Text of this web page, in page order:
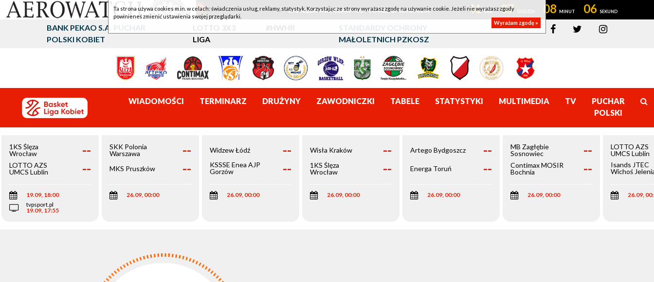
1KS ŚLĘZA WROCŁAW - LOTTO AZS UMCS LUBLIN 41 07 08 05
BANK PEKAO S.A. PUCHAR
POLSKI KOBIET
LOTTO 3X3
LIGA
#HWHR
STANDARDY OCHRONY
MAŁOLETNICH PZKOSZ
WIADOMOŚCI TERMINARZ DRUŻYNY ZAWODNICZKI TABELE STATYSTYKI MULTIMEDIA TV
PUCHAR
POLSKI
1KS Ślęza
Wrocław
--
LOTTO AZS
UMCS Lublin
--
19.09, 18:00
tvpsport.pl
19.09, 17:55
SKK Polonia
Warszawa
--
MKS Pruszków --
26.09, 00:00
Widzew Łódź --
KSSSE Enea AJP
Gorzów
--
26.09, 00:00
Wisła Kraków --
1KS Ślęza
Wrocław
--
26.09, 00:00
Artego Bydgoszcz --
Energa Toruń --
26.09, 00:00
MB Zagłębie
Sosnowiec
--
Contimax MOSIR
Bochnia
--
26.09, 00:00
LOTTO AZS
UMCS Lublin
Isands JTEC
Wichoś
26.09,
Ta strona używa cookies m.in. w celach: świadczenia usług, reklamy, statystyk. Korzystając ze strony wyrażasz zgodę na używanie cookie. Jeżeli nie wyrażasz zgody
powinieneś zmienić ustawienia swojej przeglądarki.
Wyrażam zgodę »